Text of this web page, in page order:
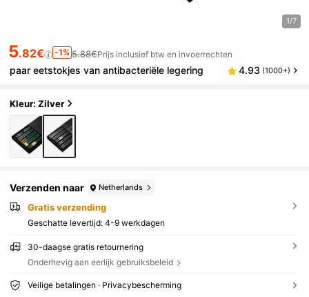
1/7
5.82€ -1% 5.88€Prijs inclusief btw en invoerrechten
paar eetstokjes van antibacteriële legering 4.93 (1000+)
Kleur: Zilver
Verzenden naar Netherlands
Gratis verzending
Geschatte levertijd: 4-9 werkdagen
30-daagse gratis retournering
Onderhevig aan eerlijk gebruiksbeleid
Veilige betalingen · Privacybescherming